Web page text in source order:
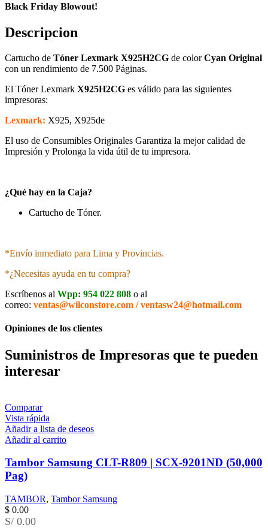
Black Friday Blowout!
Descripcion
Cartucho de Tóner Lexmark X925H2CG de colorCyan Original
con un rendimiento de 7.500 Páginas.
El Tóner Lexmark X925H2CG es válido para las siguientes
impresoras:
Lexmark: X925, X925de
El uso de Consumibles Originales Garantiza la mejor calidad de
Impresión y Prolonga la vida útil de tu impresora.
¿Qué hay en la Caja?
Cartucho de Tóner.
*Envío inmediato para Lima y Provincias.
*¿Necesitas ayuda en tu compra?
Escríbenos al Wpp: 954 022 808 o al
correo: ventas@wilconstore.com / ventasw24@hotmail.com
Opiniones de los clientes
Suministros de Impresoras que te pueden
interesar
Comparar
Vista rápida
Añadir a lista de deseos
Añadir al carrito
Tambor Samsung CLT-R809 | SCX-9201ND (50,000
Pag)
TAMBOR, Tambor Samsung
$ 0.00
S/ 0.00